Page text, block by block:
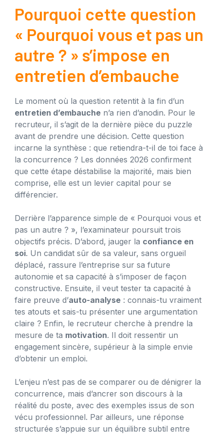
Pourquoi cette question
« Pourquoi vous et pas un
autre ? » s’impose en
entretien d’embauche
Le moment où la question retentit à la fin d’un
entretien d’embauche n’a rien d’anodin. Pour le
recruteur, il s’agit de la dernière pièce du puzzle
avant de prendre une décision. Cette question
incarne la synthèse : que retiendra-t-il de toi face à
la concurrence ? Les données 2026 confirment
que cette étape déstabilise la majorité, mais bien
comprise, elle est un levier capital pour se
différencier.
Derrière l’apparence simple de « Pourquoi vous et
pas un autre ? », l’examinateur poursuit trois
objectifs précis. D’abord, jauger la confiance en
soi. Un candidat sûr de sa valeur, sans orgueil
déplacé, rassure l’entreprise sur sa future
autonomie et sa capacité à s’imposer de façon
constructive. Ensuite, il veut tester ta capacité à
faire preuve d’auto-analyse : connais-tu vraiment
tes atouts et sais-tu présenter une argumentation
claire ? Enfin, le recruteur cherche à prendre la
mesure de ta motivation. Il doit ressentir un
engagement sincère, supérieur à la simple envie
d’obtenir un emploi.
L’enjeu n’est pas de se comparer ou de dénigrer la
concurrence, mais d’ancrer son discours à la
réalité du poste, avec des exemples issus de son
vécu professionnel. Par ailleurs, une réponse
structurée s’appuie sur un équilibre subtil entre